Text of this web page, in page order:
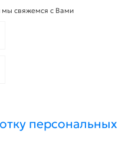
мы свяжемся с Вами
персональных